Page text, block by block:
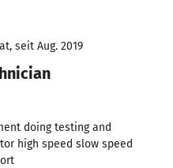
seit Aug. 2019
doing testing and
high speed slow speed